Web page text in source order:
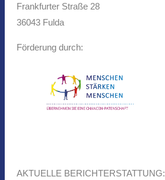
Frankfurter Straße 28
36043 Fulda
Förderung durch:
AKTUELLE BERICHTERSTATTUNG: